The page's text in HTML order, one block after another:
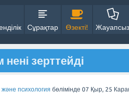
Сұрақтар Өзекті! Жауапсыз
зерттейді
және психология бөлімінде 07 Қыр, 25